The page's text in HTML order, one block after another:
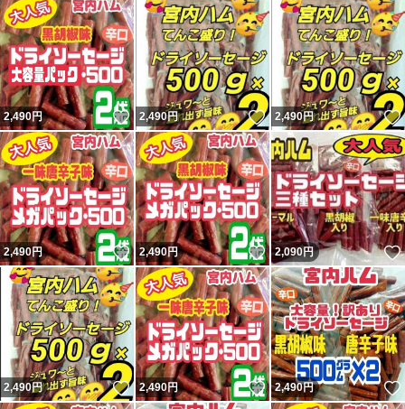
2,490円 いいね！
2,490円 いいね！
2,490円
2,490円 いいね！
2,490円 いいね！
2,090円
2,490円 いいね！
2,490円 いいね！
2,490円